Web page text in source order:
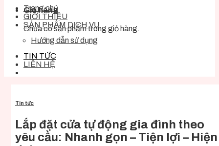
Giỏ hàng
Chưa có sản phẩm trong giỏ hàng.
Trang chủ
GIỚI THIỆU
SẢN PHẨM DỊCH VỤ
Hướng dẫn sử dụng
TIN TỨC
LIÊN HỆ
Tin tức
Lắp đặt cửa tự động gia đình theo
yêu cầu: Nhanh gọn – Tiện lợi – Hiện